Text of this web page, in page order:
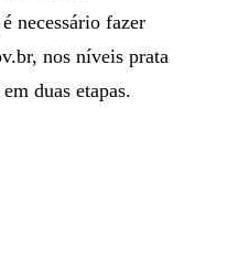
necessário fazer
nos níveis prata
duas etapas.